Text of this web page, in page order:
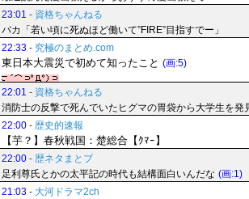
23:01 - 資格ちゃんねる
バカ「若い頃に死ぬほど働いて”FIRE”目指すでー」
22:33 - 究極のまとめ.com
東日本大震災で初めて知ったこと (画:5)
22:01 - 資格ちゃんねる
消防士の反撃で死んでいたヒグマの胃袋から大学生を発
22:00 - 歴史的速報
【芋？】春秋戦国：楚総合【ｸﾏｰ】
22:00 - 歴ネタまとブ
足利尊氏とかの太平記の時代も結構面白いんだな (画:1)
21:03 - 大河ドラマ2ch